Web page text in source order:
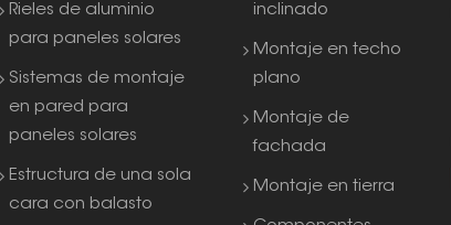
Rieles de aluminio
para paneles solares
Sistemas de montaje
en pared para
paneles solares
Estructura de una sola
cara con balasto
inclinado
Montaje en techo
plano
Montaje de
fachada
Montaje en tierra